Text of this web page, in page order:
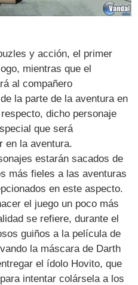
y acción, el primer
mientras que el
al compañero
la parte de la aventura en
dicho personaje
que será
en la aventura.
estarán sacados de
más fieles a las aventuras
en este aspecto.
el juego un poco más
se refiere, durante el
guiños a la película de
la máscara de Darth
el ídolo Hovito, que
intentar colársela a los